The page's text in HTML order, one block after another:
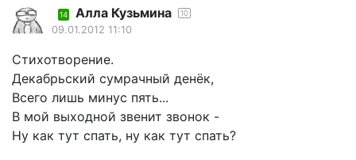
14 Алла Кузьмина 10
09.01.2012 11:10
Стихотворение.
Декабрьский сумрачный денёк,
Всего лишь минус пять...
В мой выходной звенит звонок -
Ну как тут спать, ну как тут спать?